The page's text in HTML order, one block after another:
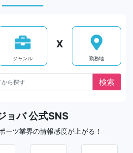
ジャンル
X
勤務地
ョバ 公式SNS
ーツ業界の情報感度が上がる！